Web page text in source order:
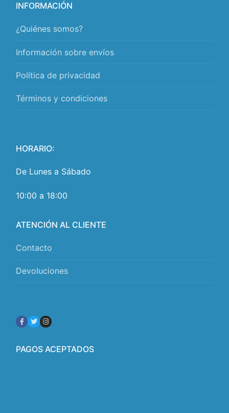
INFORMACIÓN
¿Quiénes somos?
Información sobre envíos
Política de privacidad
Términos y condiciones
HORARIO:
De Lunes a Sábado
10:00 a 18:00
ATENCIÓN AL CLIENTE
Contacto
Devoluciones
PAGOS ACEPTADOS